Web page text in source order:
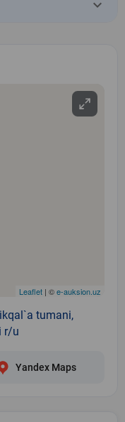
keyboard_arrow_down
Leaflet | ©e-auksion.uz
tumani,
r/u
Yandex Maps